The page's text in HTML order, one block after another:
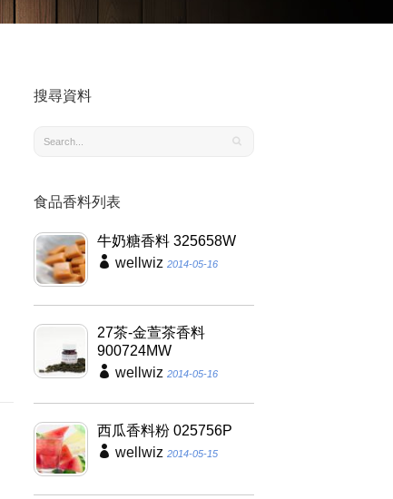
搜尋資料
食品香料列表
牛奶糖香料 325658W
wellwiz 2014-05-16
27茶-金萱茶香料
900724MW
wellwiz 2014-05-16
西瓜香料粉 025756P
wellwiz 2014-05-15